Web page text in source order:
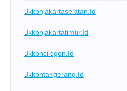
Bkkbnjakartaselatan.id
Bkkbnjakartatimur.id
Bkkbncilegon.id
Bkkbntangerang.id